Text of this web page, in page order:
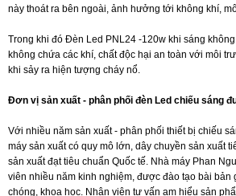
này thoát ra bên ngoài, ảnh hưởng tới không khí,
Trong khi đó Đèn Led PNL24 -120w khi sáng
không chứa các khí, chất độc hại an toàn với môi
khi sảy ra hiện tượng cháy nổ.
Đơn vị sản xuất - phân phối đèn Led chiếu sáng
Với nhiều năm sản xuất - phân phối thiết bị chiếu
máy sản xuất có quy mô lớn, dây chuyền sản xuất
sản xuất đạt tiêu chuẩn Quốc tế. Nhà máy Phan
viên nhiều năm kinh nghiệm, được đào tạo bài bản
chóng, khoa học. Nhân viên tư vấn am hiểu sản